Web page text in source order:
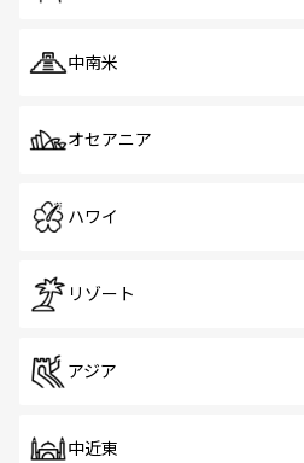
中南米
オセアニア
ハワイ
リゾート
アジア
中近東